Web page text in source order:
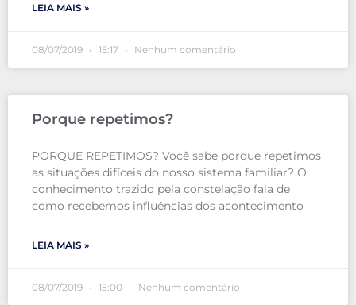
LEIA MAIS »
08/07/2019 15:17 Nenhum comentário
Porque repetimos?
PORQUE REPETIMOS? Você sabe porque repetimos
as situações difíceis do nosso sistema familiar? O
conhecimento trazido pela constelação fala de
como recebemos influências dos acontecimento
LEIA MAIS »
08/07/2019 15:00 Nenhum comentário